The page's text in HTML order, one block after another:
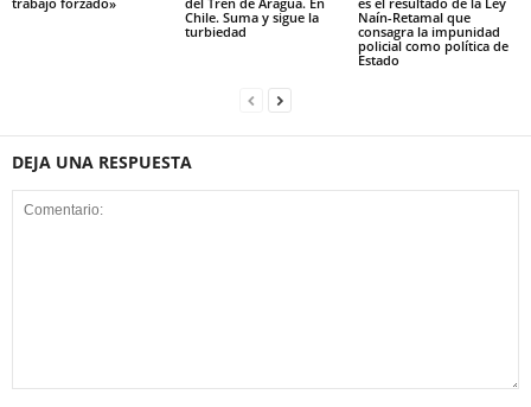
Chile. Suma y sigue la
turbiedad
Naín-Retamal que
consagra la impunidad
policial como política de
Estado
DEJA UNA RESPUESTA